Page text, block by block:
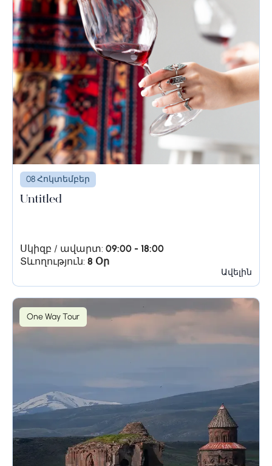
08 Հոկտեմբեր
Untitled
Սկիզբ / ավարտ: 09:00 - 18:00
Տևողություն: 8 Օր
Ավելին
One Way Tour